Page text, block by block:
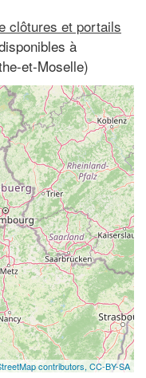
clôtures et portails
à
et-Moselle)
contributors, CC-BY-SA